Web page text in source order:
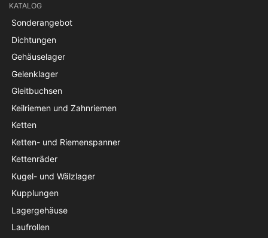
KATALOG
Sonderangebot
Dichtungen
Gehäuselager
Gelenklager
Gleitbuchsen
Keilriemen und Zahnriemen
Ketten
Ketten- und Riemenspanner
Kettenräder
Kugel- und Wälzlager
Kupplungen
Lagergehäuse
Laufrollen